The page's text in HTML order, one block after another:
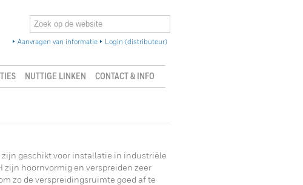
Aanvragen van informatie Login (distributeur)
NUTTIGE LINKEN CONTACT & INFO
zijn geschikt voor installatie in industriële
zijn hoornvormig en verspreiden zeer
zo de verspreidingsruimte goed af te